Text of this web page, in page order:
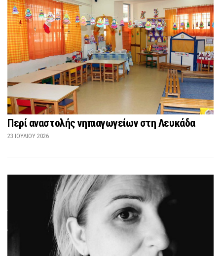
Περί αναστολής νηπιαγωγείων στη Λευκάδα
23 ΙΟΥΛΊΟΥ 2026